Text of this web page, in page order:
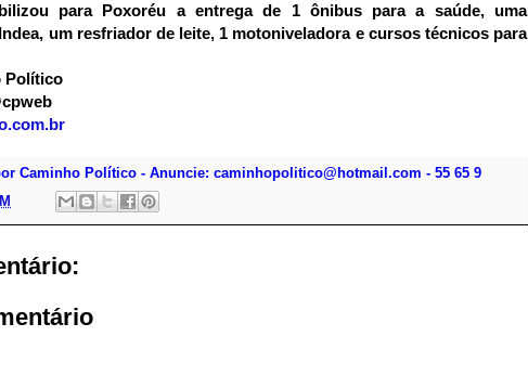
para Poxoréu a entrega de 1 ônibus para a saúde, uma
um resfriador de leite, 1 motoniveladora e cursos técnicos para
Político
Caminho Político - Anuncie: caminhopolitico@hotmail.com - 55 65 9